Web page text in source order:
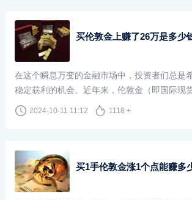
买伦敦金上赚了26万是多少
在这个瞬息万变的金融市场中，投资者们总是
稳定获利的机会。近年来，伦敦金（即国际现
性和避险属性，吸引了越来越多的投资者。对
伦敦金不仅仅是一种投资，更是实现财富增长
险。
2024-10-11 11:12 1118 +
买1手伦敦金涨1个点能赚多